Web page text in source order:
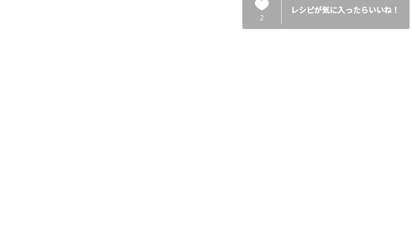
2
レシピが気に入ったらいいね！